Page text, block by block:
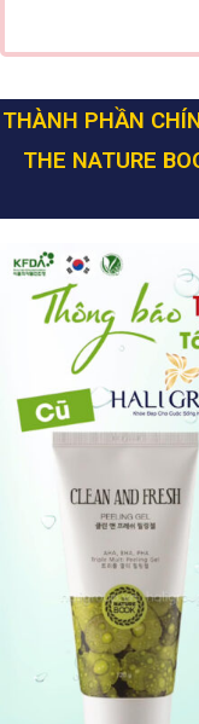
THÀNH PHẦN
THE NATURE